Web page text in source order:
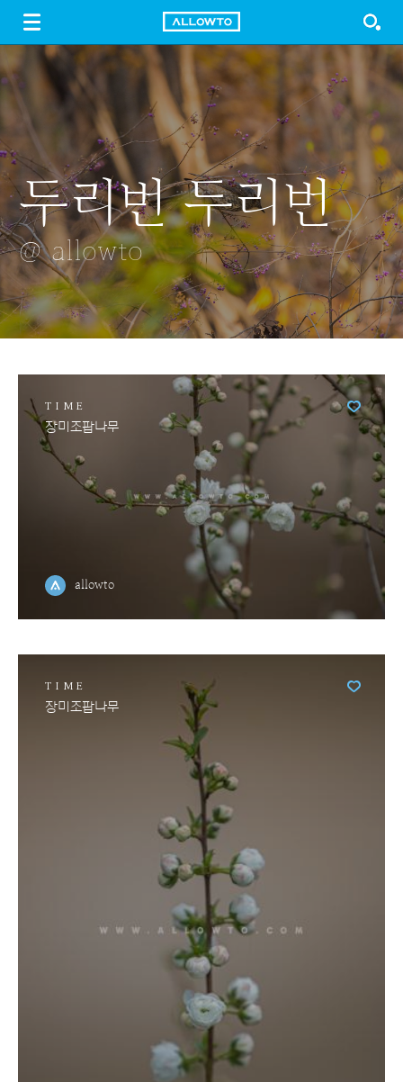
FREE DOWNLOAD GUIDE SIGN UP
두리번 두리번
@ allowto
감성적인 보케
@ allowto
롯데월드타워
@ allowto
옥수수
@ allowto
그리드 갤러리
보는 여자
@ allowto
TIME
장미조팝나무
allowto
TIME
장미조팝나무